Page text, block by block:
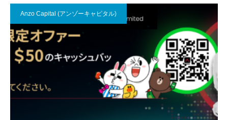
Anzo Capital (アンゾーキャピタル)